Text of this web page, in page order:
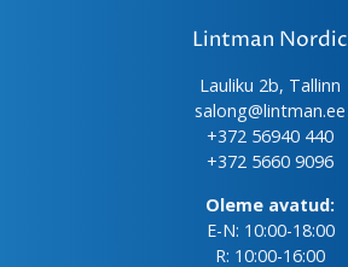
Lintman Nordic
Lauliku 2b, Tallinn
salong@lintman.ee
+372 56940 440
+372 5660 9096
Oleme avatud:
E-N: 10:00-18:00
R: 10:00-16:00